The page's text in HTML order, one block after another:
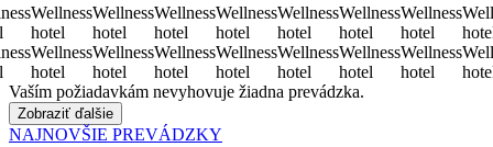
Wellness
hotel
Wellness
hotel
Wellness
hotel
Wellness
hotel
Wellness
hotel
Wellness
hotel
Wellness
hotel
Wellness
hotel
Wellness
hotel
Wellness
hotel
Wellness
hotel
Wellness
hotel
Wellness
hotel
Wellness
hotel
Vaším požiadavkám nevyhovuje žiadna prevádzka.
Zobraziť ďalšie
NAJNOVŠIE PREVÁDZKY